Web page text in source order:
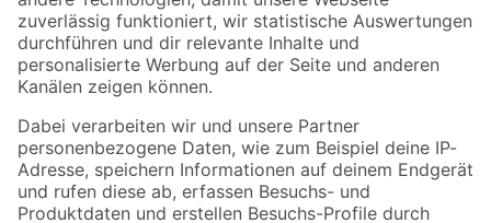
Zur Newsletter Anmeldung
Folge uns
Zahlungsarten Versandarten